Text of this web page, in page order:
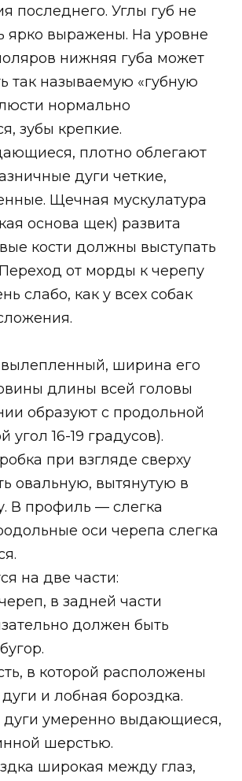
последнего. Углы губ не
ярко выражены. На уровне
нижняя губа может
так называемую «губную
нормально
зубы крепкие.
плотно облегают
дуги четкие,
Щечная мускулатура
основа щек) развита
кости должны выступать
от морды к черепу
слабо, как у всех собак
вылепленный, ширина его
длины всей головы
образуют с продольной
угол 16-19 градусов).
при взгляде сверху
овальную, вытянутую в
В профиль — слегка
оси черепа слегка
на две части:
в задней части
должен быть
в которой расположены
и лобная бороздка.
умеренно выдающиеся,
шерстью.
широкая между глаз,